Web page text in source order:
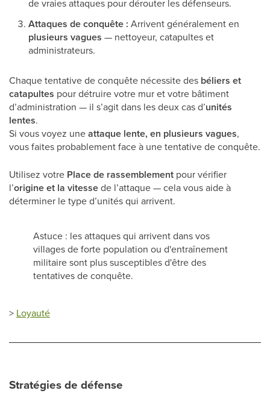
de vraies attaques pour dérouter les défenseurs.
Attaques de conquête : Arrivent généralement en
plusieurs vagues — nettoyeur, catapultes et
administrateurs.
Chaque tentative de conquête nécessite des béliers et
catapultes pour détruire votre mur et votre bâtiment
d’administration — il s’agit dans les deux cas d’unités
lentes.
Si vous voyez uneattaque lente, en plusieurs vagues,
vous faites probablement face à une tentative de conquête.
Utilisez votre Place de rassemblement pour vérifier
l’origine et la vitessede l’attaque — cela vous aide à
déterminer le type d’unités qui arrivent.
Astuce : les attaques qui arrivent dans vos
villages de forte population ou d'entraînement
militaire sont plus susceptibles d'être des
tentatives de conquête.
> Loyauté
Stratégies de défense